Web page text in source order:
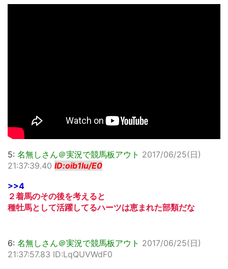
5: 名無しさん＠実況で競馬板アウト 2017/06/25(日)
21:37:39.40 ID:oib1lu/E0
>>4
２着馬のその後を考えると
種牡馬として活躍してるハーツは恵まれた部類だな
6: 名無しさん＠実況で競馬板アウト 2017/06/25(日)
21:37:57.83 ID:LqQUVWdF0